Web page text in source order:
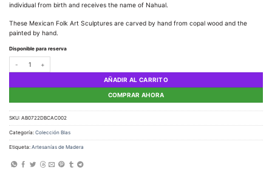
individual from birth and receives the name of Nahual.
These Mexican Folk Art Sculptures are carved by hand from copal wood and the
painted by hand.
Disponible para reserva
AÑADIR AL CARRITO
COMPRAR AHORA
SKU: AB0722DBCAC002
Categoría: Colección Blas
Etiqueta: Artesanías de Madera